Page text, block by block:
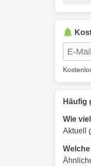
Häufig
Wie
Aktuell